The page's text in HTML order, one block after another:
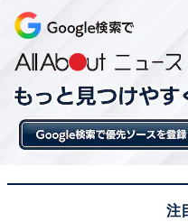
次ページ 5位
注